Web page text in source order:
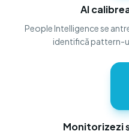
AI
People Intelligence se
identifică pattern-
Monitorizezi